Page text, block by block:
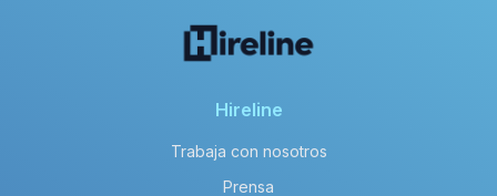
Hireline
Trabaja con nosotros
Prensa